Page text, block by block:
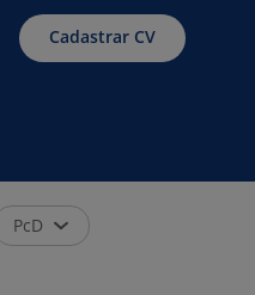
Cadastrar CV
PcD